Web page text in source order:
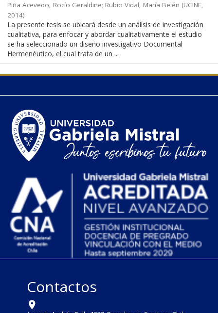
Piña Acevedo, Rocío Geraldine; Rubio Vidal, María Belén (UCINF,
2014)
La presente tesis se ubicará desde un análisis de investigación
cualitativa, para enfocar y abordar cualitativamente el estudio
se ha seleccionado un diseño investigativo Documental
Hermenéutico, el cual trata de un ...
Contactos